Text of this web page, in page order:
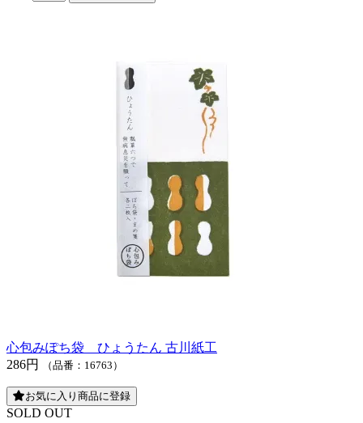
心包みぽち袋 ひょうたん 古川紙工
286円
（品番：16763）
お気に入り商品に登録
SOLD OUT